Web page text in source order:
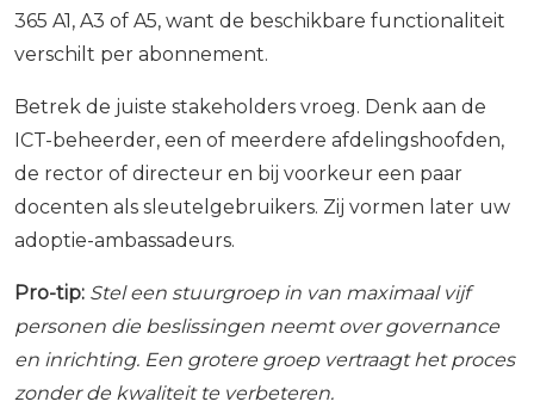
365 A1, A3 of A5, want de beschikbare functionaliteit
verschilt per abonnement.
Betrek de juiste stakeholders vroeg. Denk aan de
ICT-beheerder, een of meerdere afdelingshoofden,
de rector of directeur en bij voorkeur een paar
docenten als sleutelgebruikers. Zij vormen later uw
adoptie-ambassadeurs.
Pro-tip: Stel een stuurgroep in van maximaal vijf
personen die beslissingen neemt over governance
en inrichting. Een grotere groep vertraagt het proces
zonder de kwaliteit te verbeteren.